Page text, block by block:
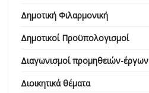
Δημοτική Φιλαρμονική
Δημοτικοί Προϋπολογισμοί
Διαγωνισμοί προμηθειών-έργων
Διοικητικά θέματα